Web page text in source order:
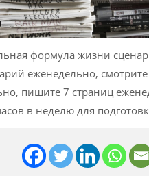
формула жизни
еженедельно,
пишите 7 страниц
в неделю для